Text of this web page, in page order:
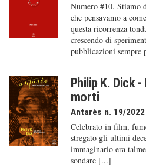
Numero #10. Stiamo
che pensavamo a
questa ricorrenza
crescendo di
pubblicazioni sempre
Philip K. Dick
morti
Antarès n. 19/2022
Celebrato in film,
stregato gli ultimi
immaginario era
sondare [...]